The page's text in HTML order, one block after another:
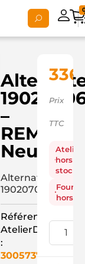
–
REMY
Neuf
Alternateur
19020706
Référence
AtelierD
:
3005737
Prix
TTC
Atelier
hors
stock
hors